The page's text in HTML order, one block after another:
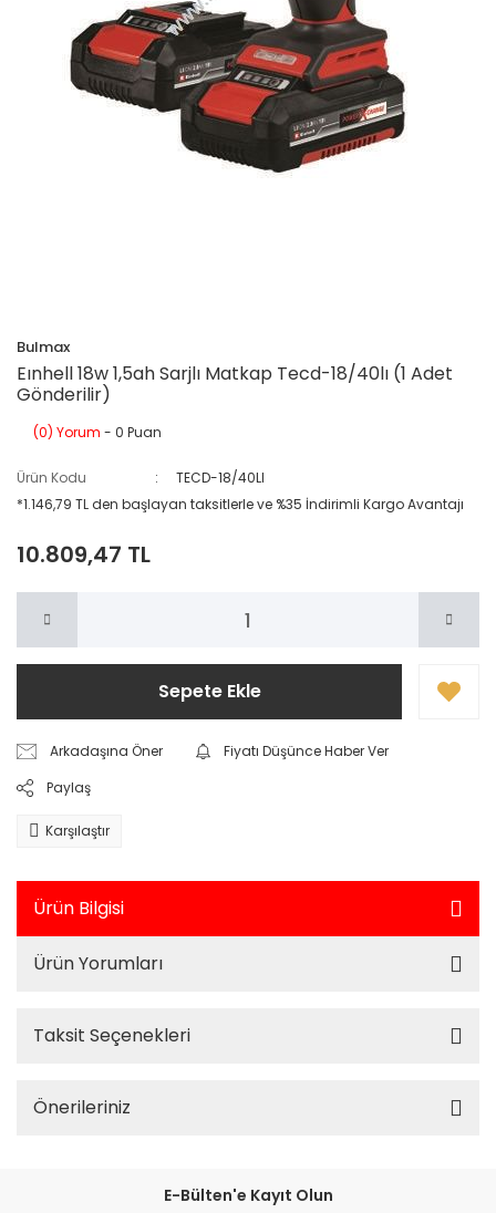
Bulmax
Eınhell 18w 1,5ah Sarjlı Matkap Tecd-18/40lı (1 Adet
Gönderilir)
(0) Yorum - 0 Puan
Ürün Kodu
TECD-18/40LI
*1.146,79 TL den başlayan taksitlerle ve %35 İndirimli Kargo Avantajı
10.809,47 TL
Sepete Ekle
Arkadaşına Öner
Fiyatı Düşünce Haber Ver
Paylaş
Karşılaştır
Ürün Bilgisi
Ürün Yorumları
Taksit Seçenekleri
Önerileriniz
E-Bülten'e Kayıt Olun